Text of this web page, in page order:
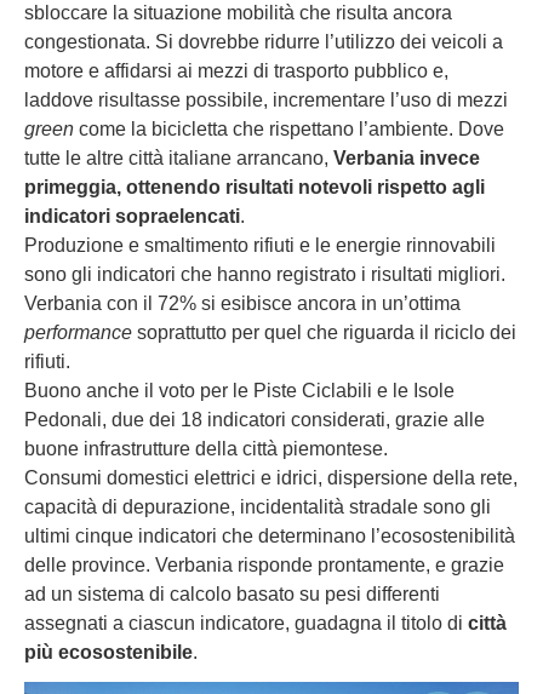
sbloccare la situazione mobilità che risulta ancora
congestionata. Si dovrebbe ridurre l’utilizzo dei veicoli a
motore e affidarsi ai mezzi di trasporto pubblico e,
laddove risultasse possibile, incrementare l’uso di mezzi
green come la bicicletta che rispettano l’ambiente. Dove
tutte le altre città italiane arrancano, Verbania invece
primeggia, ottenendo risultati notevoli rispetto agli
indicatori sopraelencati.
Produzione e smaltimento rifiuti e le energie rinnovabili
sono gli indicatori che hanno registrato i risultati migliori.
Verbania con il 72% si esibisce ancora in un’ottima
performance soprattutto per quel che riguarda il riciclo dei
rifiuti.
Buono anche il voto per le Piste Ciclabili e le Isole
Pedonali, due dei 18 indicatori considerati, grazie alle
buone infrastrutture della città piemontese.
Consumi domestici elettrici e idrici, dispersione della rete,
capacità di depurazione, incidentalità stradale sono gli
ultimi cinque indicatori che determinano l’ecosostenibilità
delle province. Verbania risponde prontamente, e grazie
ad un sistema di calcolo basato su pesi differenti
assegnati a ciascun indicatore, guadagna il titolo di città
più ecosostenibile.